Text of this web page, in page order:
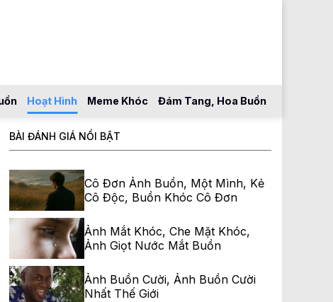
Hoạt Hình Meme Khóc Đám Tang, Hoa Buồn
BÀI ĐÁNH GIÁ NỔI BẬT
Cô Đơn Ảnh Buồn, Một Mình, Kẻ
Cô Độc, Buồn Khóc Cô Đơn
Ảnh Mắt Khóc, Che Mặt Khóc,
Ảnh Giọt Nước Mắt Buồn
Ảnh Buồn Cười, Ảnh Buồn Cười
Nhất Thế Giới